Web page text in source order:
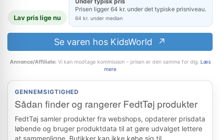
Lav pris lige nu
Prisen ligger 64 kr. under det typiske prisniveau.
64 kr. under median
Se varen hos KidsWorld
Annonce/Affiliate:Vi kan modtage kommission – prisen er den samme for dig. Læs
mere
GENNEMSIGTIGHED
Sådan finder og rangerer FedtTøj produkter
FedtTøj samler produkter fra webshops, opdaterer prisdata
løbende og bruger produktdata til at gøre udvalget lettere
at sammenligne. Butikker kan ikke købe sig til